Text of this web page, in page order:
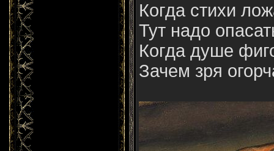
Когда стихи
Тут надо
Когда душе
Зачем зря